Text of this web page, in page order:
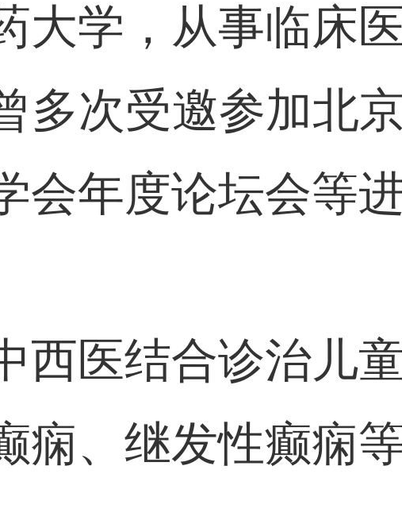
大学，从事临床
多次受邀参加北
会年度论坛会等
西医结合诊治儿童
痫、继发性癫痫